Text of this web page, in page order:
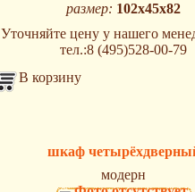
размер: 102x45x82
Уточняйте цену у нашего
тел.:8 (495)528-00-79
В корзину
шкаф
модерн